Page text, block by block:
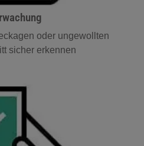
oder ungewollten
sicher erkennen